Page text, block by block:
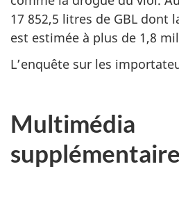
17 852,5 litres de GBL dont
est estimée à plus de 1,8
L’enquête sur les
Multimédia
supplémentaire